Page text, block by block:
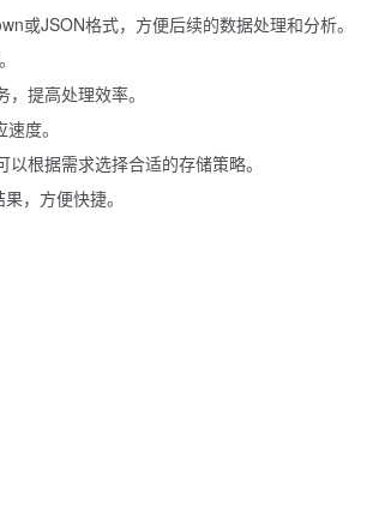
或JSON格式，方便后续的数据处理和分析。
提高处理效率。
度。
根据需求选择合适的存储策略。
，方便快捷。